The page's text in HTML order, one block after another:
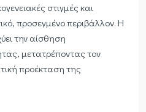
στιγμές και
προσεγμένο περιβάλλον. Η
την αίσθηση
μετατρέποντας τον
προέκταση της